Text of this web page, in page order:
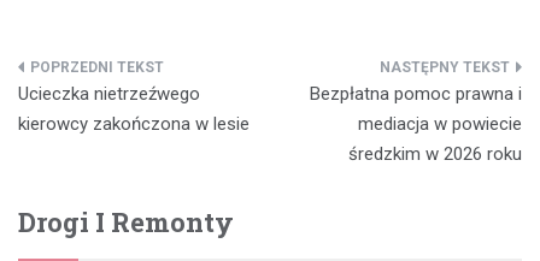
Nawigacja
wpisu
Ucieczka nietrzeźwego
kierowcy zakończona w lesie
Bezpłatna pomoc prawna i
mediacja w powiecie
średzkim w 2026 roku
Drogi I Remonty